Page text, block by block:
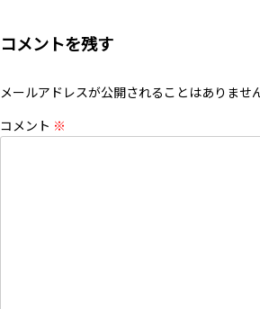
コメントを残す
メールアドレスが公開されることはありません
コメント ※